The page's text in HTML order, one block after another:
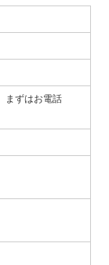
まずはお電話